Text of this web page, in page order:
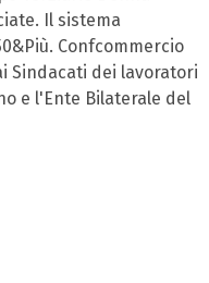
Il sistema
Confcommercio
Sindacati dei lavoratori
e l'Ente Bilaterale del